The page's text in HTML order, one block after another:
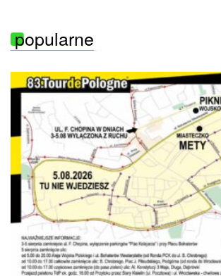
popularne